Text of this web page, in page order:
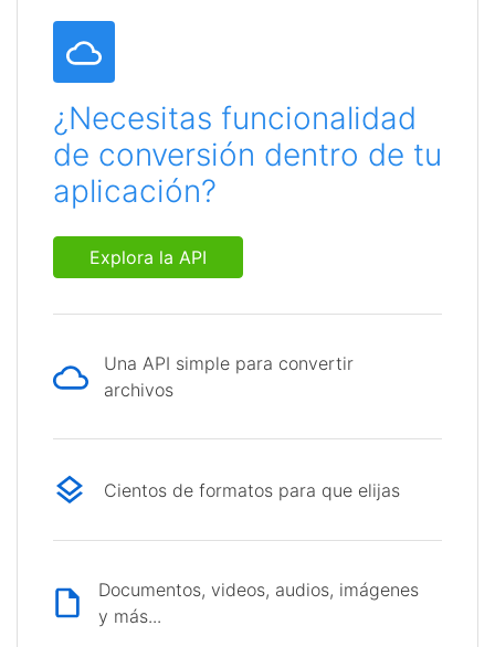
¿Necesitas funcionalidad
de conversión dentro de tu
aplicación?
Explora la API
Una API simple para convertir
archivos
Cientos de formatos para que elijas
Documentos, videos, audios, imágenes
y más...